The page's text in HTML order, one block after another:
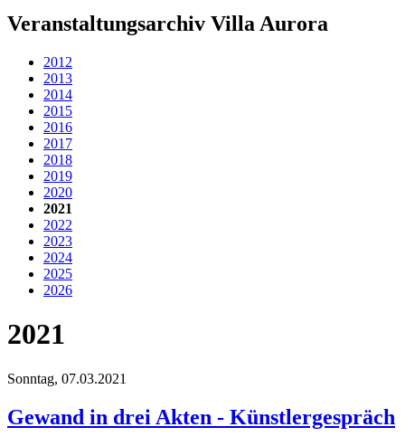
Veranstaltungsarchiv Villa Aurora
2012
2013
2014
2015
2016
2017
2018
2019
2020
2021
2022
2023
2024
2025
2026
2021
Sonntag, 07.03.2021
Gewand in drei Akten - Künstlergespräch